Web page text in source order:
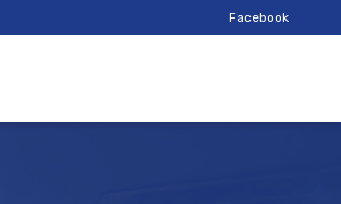
Facebook